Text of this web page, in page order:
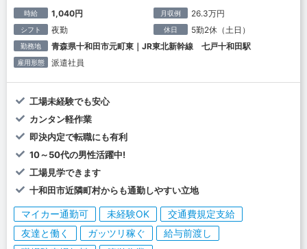
時給 1,040円 月収例 26.3万円
シフト 夜勤 休日 5勤2休（土日）
勤務地 青森県十和田市元町東｜JR東北新幹線 七戸十和田駅
雇用形態 派遣社員
工場未経験でも安心
カンタン軽作業
即決内定で転職にも有利
10～50代の男性活躍中!
工場見学できます
十和田市近隣町村からも通勤しやすい立地
マイカー通勤可 未経験OK
交通費規定支給
友達と働く
ガッツリ稼ぐ
給与前渡し